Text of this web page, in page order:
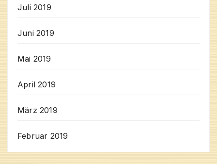
Juli 2019
Juni 2019
Mai 2019
April 2019
März 2019
Februar 2019